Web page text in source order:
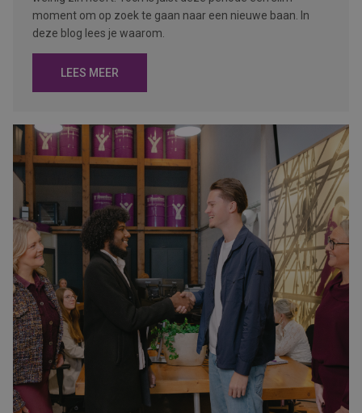
moment om op zoek te gaan naar een nieuwe baan. In
deze blog lees je waarom.
LEES MEER